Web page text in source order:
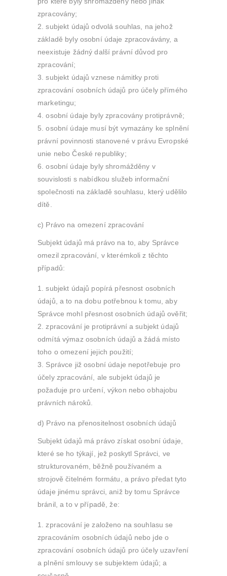
zpracovány;
subjekt údajů odvolá souhlas, na jehož
základě byly osobní údaje zpracovávány, a
neexistuje žádný další právní důvod pro
zpracování;
subjekt údajů vznese námitky proti
zpracování osobních údajů pro účely přímého
marketingu;
osobní údaje byly zpracovány protiprávně;
osobní údaje musí být vymazány ke splnění
právní povinnosti stanovené v právu Evropské
unie nebo České republiky;
osobní údaje byly shromážděny v
souvislosti s nabídkou služeb informační
společnosti na základě souhlasu, který udělilo
dítě.
c) Právo na omezení zpracování
Subjekt údajů má právo na to, aby Správce
omezil zpracování, v kterémkoli z těchto
případů:
subjekt údajů popírá přesnost osobních
údajů, a to na dobu potřebnou k tomu, aby
Správce mohl přesnost osobních údajů ověřit;
zpracování je protiprávní a subjekt údajů
odmítá výmaz osobních údajů a žádá místo
toho o omezení jejich použití;
Správce již osobní údaje nepotřebuje pro
účely zpracování, ale subjekt údajů je
požaduje pro určení, výkon nebo obhajobu
právních nároků.
d) Právo na přenositelnost osobních údajů
Subjekt údajů má právo získat osobní údaje,
které se ho týkají, jež poskytl Správci, ve
strukturovaném, běžně používaném a
strojově čitelném formátu, a právo předat tyto
údaje jinému správci, aniž by tomu Správce
bránil, a to v případě, že:
zpracování je založeno na souhlasu se
zpracováním osobních údajů nebo jde o
zpracování osobních údajů pro účely uzavření
a plnění smlouvy se subjektem údajů; a